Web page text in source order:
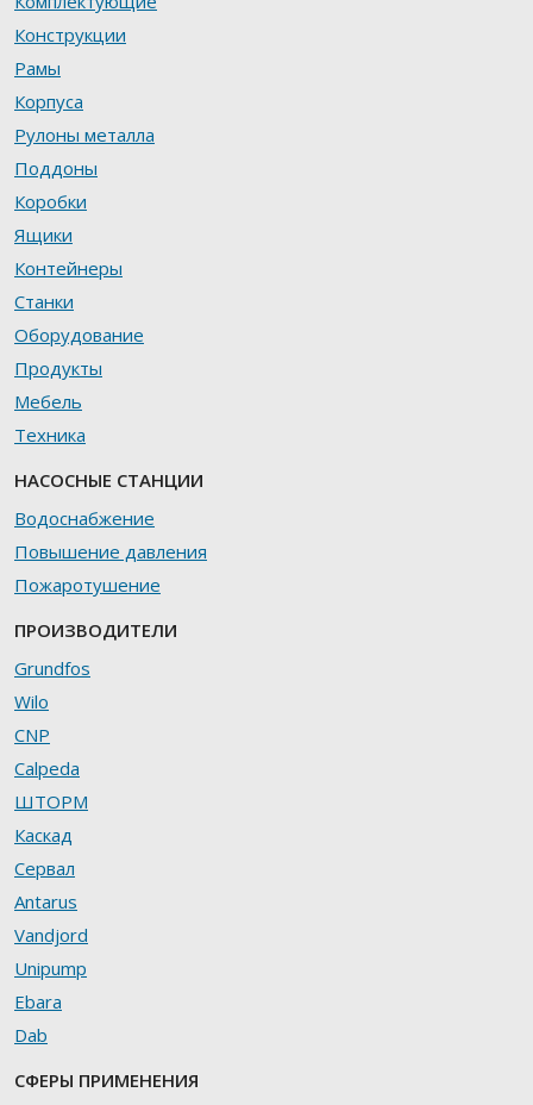
Конструкции
Рамы
Корпуса
Рулоны металла
Поддоны
Коробки
Ящики
Контейнеры
Станки
Оборудование
Продукты
Мебель
Техника
НАСОСНЫЕ СТАНЦИИ
Водоснабжение
Повышение давления
Пожаротушение
ПРОИЗВОДИТЕЛИ
Grundfos
Wilo
CNP
Calpeda
ШТОРМ
Каскад
Сервал
Antarus
Vandjord
Unipump
Ebara
Dab
СФЕРЫ ПРИМЕНЕНИЯ